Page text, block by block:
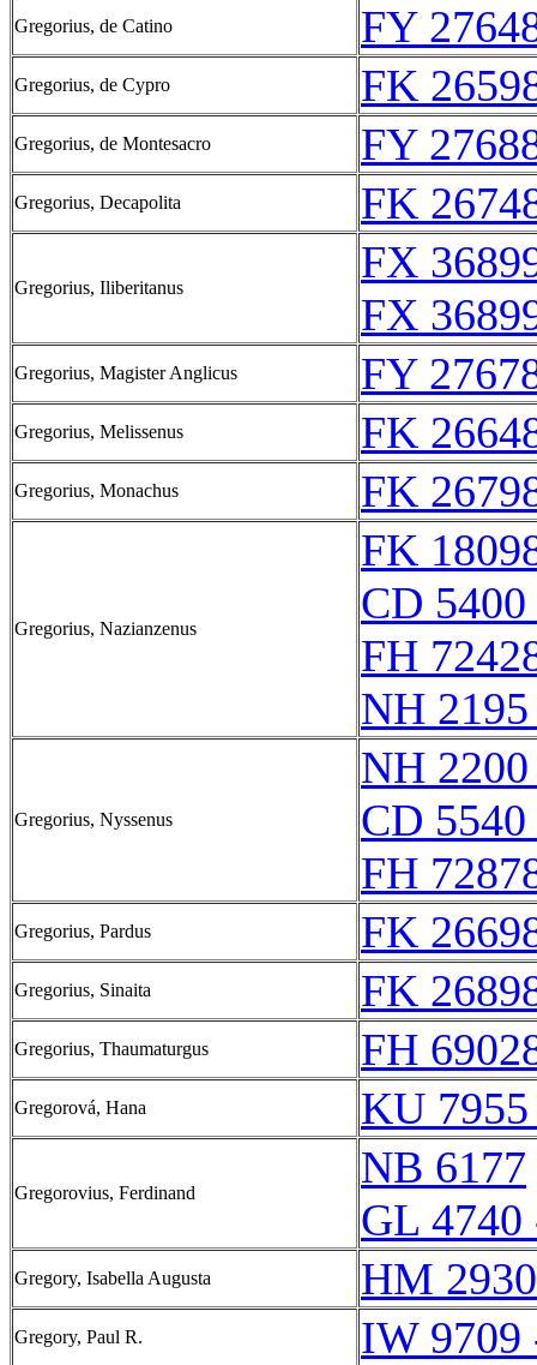
Gregorius, de Catino FY
Gregorius, de Cypro FK
Gregorius, de Montesacro FY
Gregorius, Decapolita FK
Gregorius, Iliberitanus
FX
FX
Gregorius, Magister Anglicus FY
Gregorius, Melissenus FK
Gregorius, Monachus FK
Gregorius, Nazianzenus
FK
CD
FH
NH
Gregorius, Nyssenus
NH
CD
FH
Gregorius, Pardus FK
Gregorius, Sinaita FK
Gregorius, Thaumaturgus FH
Gregorová, Hana KU
Gregorovius, Ferdinand
NB 6177
GL
Gregory, Isabella Augusta HM
Gregory, Paul R. IW 9709